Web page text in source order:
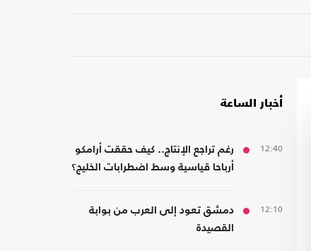
أخبار الساعة
12:40
رغم تراجع الإنتاج.. كيف حققت أرامكو
أرباحا قياسية وسط اضطرابات الخليج؟
12:10
دمشق تعود إلى العرب من بوابة
القصيدة